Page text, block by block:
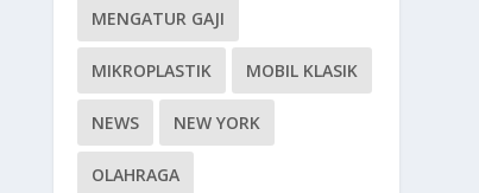
MENGATUR GAJI
MIKROPLASTIK MOBIL KLASIK
NEWS NEW YORK
OLAHRAGA